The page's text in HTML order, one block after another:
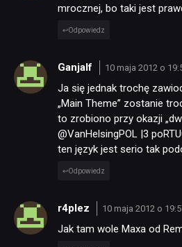
mrocznej, bo taki jest
Odpowiedz
Ganjalf 10 maja 2012 o
Ja się jednak trochę
„Main Theme” zostanie
to zrobiono przy okazji
@VanHelsingPOL |3
ten język jest serio tak
Odpowiedz
r4plez 10 maja 2012 o
Jak tam wole Maxa od